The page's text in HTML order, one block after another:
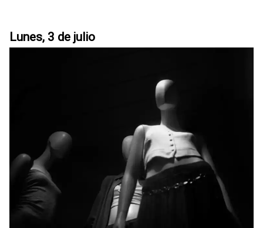
Lunes, 3 de julio